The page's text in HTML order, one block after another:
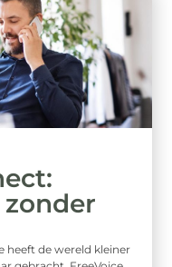
de wereld kleiner